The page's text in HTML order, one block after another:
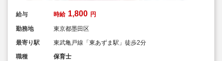
給与 時給 1,800 円
勤務地
東京都墨田区
最寄り駅
東武亀戸線「東あずま駅」徒歩2分
職種
保育士